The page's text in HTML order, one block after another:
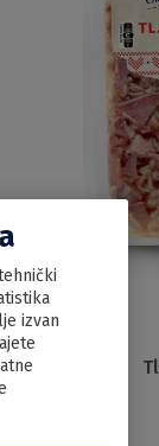
izvan